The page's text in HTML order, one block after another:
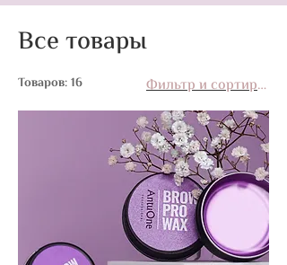
Все товары
Товаров: 16 Фильтр и сортировка